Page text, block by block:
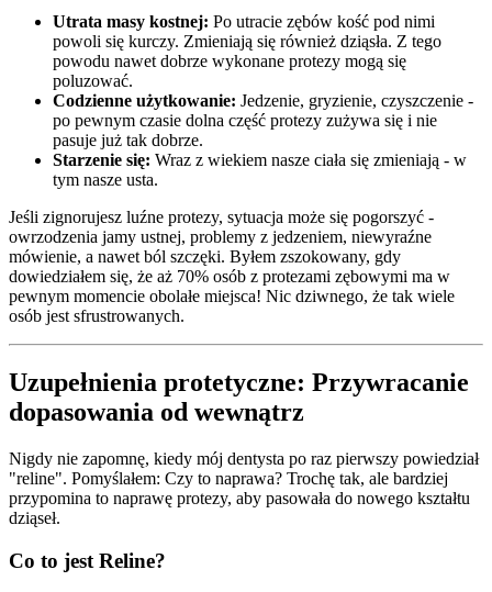
Utrata masy kostnej: Po utracie zębów kość pod nimi
powoli się kurczy. Zmieniają się również dziąsła. Z tego
powodu nawet dobrze wykonane protezy mogą się
poluzować.
Codzienne użytkowanie: Jedzenie, gryzienie, czyszczenie -
po pewnym czasie dolna część protezy zużywa się i nie
pasuje już tak dobrze.
Starzenie się: Wraz z wiekiem nasze ciała się zmieniają - w
tym nasze usta.
Jeśli zignorujesz luźne protezy, sytuacja może się pogorszyć -
owrzodzenia jamy ustnej, problemy z jedzeniem, niewyraźne
mówienie, a nawet ból szczęki. Byłem zszokowany, gdy
dowiedziałem się, że aż 70% osób z protezami zębowymi ma w
pewnym momencie obolałe miejsca! Nic dziwnego, że tak wiele
osób jest sfrustrowanych.
Uzupełnienia protetyczne: Przywracanie
dopasowania od wewnątrz
Nigdy nie zapomnę, kiedy mój dentysta po raz pierwszy powiedział
"reline". Pomyślałem: Czy to naprawa? Trochę tak, ale bardziej
przypomina to naprawę protezy, aby pasowała do nowego kształtu
dziąseł.
Co to jest Reline?